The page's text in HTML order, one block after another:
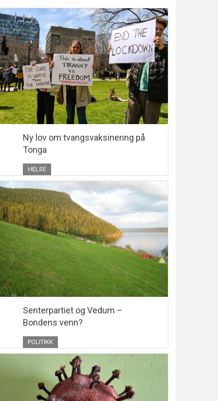
Ny lov om tvangsvaksinering på
Tonga
HELSE
Senterpartiet og Vedum –
Bondens venn?
POLITIKK